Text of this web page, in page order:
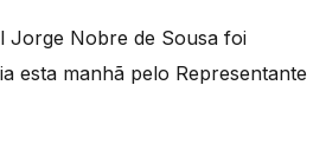
Jorge Nobre de Sousa foi
esta manhã pelo Representante